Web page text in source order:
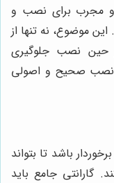
و مجرب برای نصب و
موضوع، نه تنها از
حین نصب جلوگیری
نصب صحیح و اصولی
باشد تا بتواند
گارانتی جامع باید